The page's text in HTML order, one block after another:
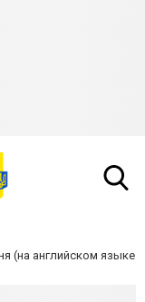
(на английском языке